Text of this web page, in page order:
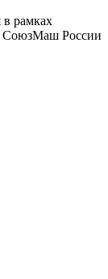
в рамках
СоюзМаш России